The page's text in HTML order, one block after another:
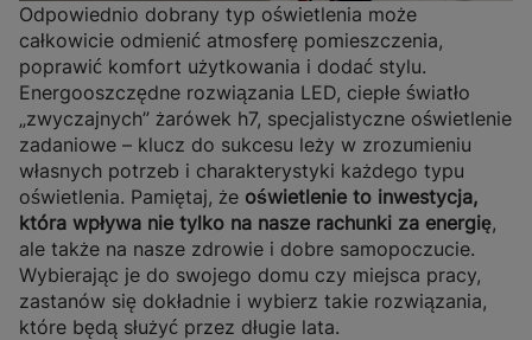
Odpowiednio dobrany typ oświetlenia może
całkowicie odmienić atmosferę pomieszczenia,
poprawić komfort użytkowania i dodać stylu.
Energooszczędne rozwiązania LED, ciepłe światło
„zwyczajnych” żarówek h7, specjalistyczne oświetlenie
zadaniowe – klucz do sukcesu leży w zrozumieniu
własnych potrzeb i charakterystyki każdego typu
oświetlenia. Pamiętaj, że oświetlenie to inwestycja,
która wpływa nie tylko na nasze rachunki za energię,
ale także na nasze zdrowie i dobre samopoczucie.
Wybierając je do swojego domu czy miejsca pracy,
zastanów się dokładnie i wybierz takie rozwiązania,
które będą służyć przez długie lata.